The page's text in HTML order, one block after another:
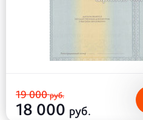
19 000руб.
18 000 руб.